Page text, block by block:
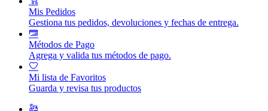
Mis Pedidos
Gestiona tus pedidos, devoluciones y fechas de entrega.
Métodos de Pago
Agrega y valida tus métodos de pago.
Mi lista de Favoritos
Guarda y revisa tus productos